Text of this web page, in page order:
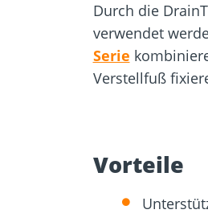
Durch die
verwendet
Serie
Verstellfuß
Vorteile